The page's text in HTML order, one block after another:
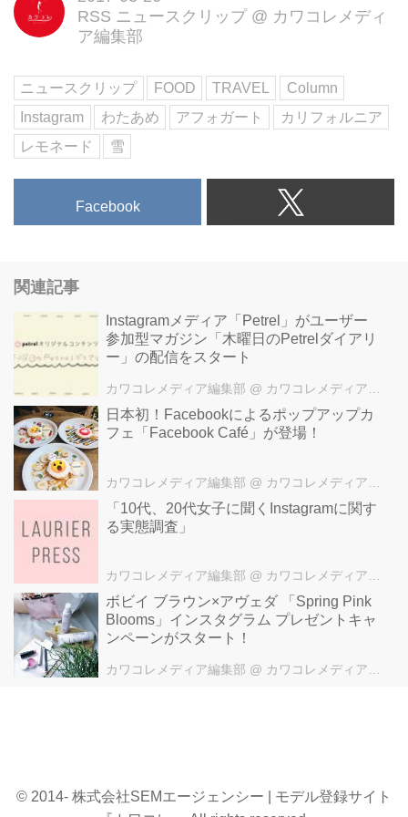
うほど、フォトジェニックなレモ
ふわふわの雪を堪能できるメニュ
ーは、レモネード以外にもあるの
だとか。
ト」は、降り積もった雪のような
見た目も涼しくて夏の暑い日にぴ
ったり。
他にも、髪の毛がココアパウダー
で描かれたホットチョコレートや
フレッシュなベイクド・チーズケ
まいそうなスイーツがいっぱいで
す☆
CAFE MAJIさん(@cafemaji)がシ
午後 PST
CAFE MAJIさん(@cafemaji)がシ
ェアした投稿 - 2016 12月 10
るナチュラルな雰囲気の店内もス
テキ♡
CAFE MAJIさん(@cafemaji)がシ
ェアした投稿 - 2016 6月 6 11:10
午前 PDT
後 PDT
RSS ニュースクリップ @ カワコレメディ
ア編集部
ニュースクリップ FOOD TRAVEL
Column
Instagram
わたあめ アフォガート
カリフォルニア
レモネード
雪
Facebook
関連記事
Instagramメディア「Petrel」がユーザー
参加型マガジン「木曜日のPetrelダイアリ
ー」の配信をスタート
カワコレメディア編集部 @ カワコレメディア編集部
⽇本初！Facebookによるポップアップカ
フェ「Facebook Café」が登場！
カワコレメディア編集部 @ カワコレメディア編集部
「10代、20代女子に聞くInstagramに関す
る実態調査」
カワコレメディア編集部 @ カワコレメディア編集部
ボビイ ブラウン×アヴェダ 「Spring Pink
Blooms」インスタグラム プレゼントキャ
ンペーンがスタート！
カワコレメディア編集部 @ カワコレメディア編集部
© 2014- 株式会社SEMエージェンシー | モデル登録サイト